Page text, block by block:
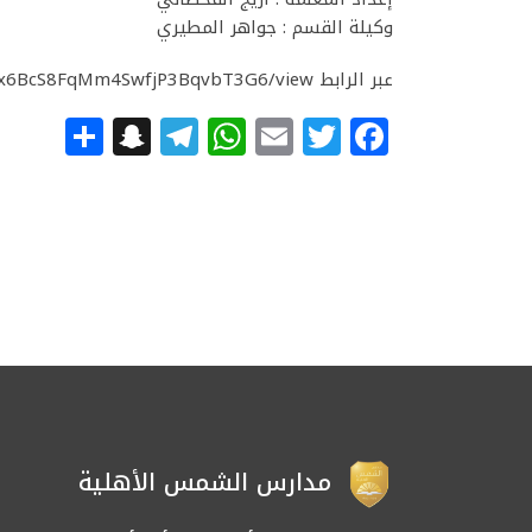
وكيلة القسم : جواهر المطيري
عبر الرابط https://drive.google.com/file/d/1M3n6GoHx6BcS8FqMm4SwfjP3BqvbT3G6/view
Facebook
Twitter
Email
WhatsApp
Telegram
مدارس الشمس الأهلية